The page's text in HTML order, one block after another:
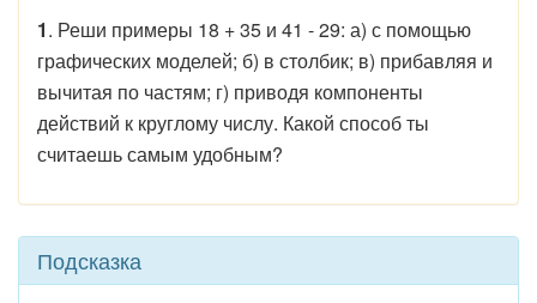
1. Реши примеры 18 + 35 и 41 - 29: а) с помощью
графических моделей; б) в столбик; в) прибавляя и
вычитая по частям; г) приводя компоненты
действий к круглому числу. Какой способ ты
считаешь самым удобным?
Подсказка